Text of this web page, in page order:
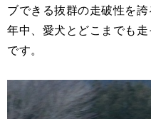
ブできる抜群の走破性を
年中、愛犬とどこまでも
です。